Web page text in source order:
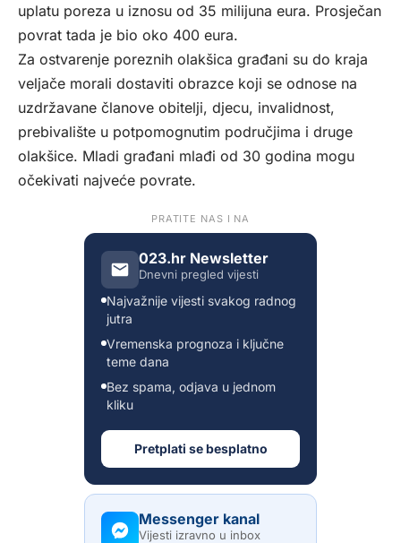
uplatu poreza u iznosu od 35 milijuna eura. Prosječan
povrat tada je bio oko 400 eura.
Za ostvarenje poreznih olakšica građani su do kraja
veljače morali dostaviti obrazce koji se odnose na
uzdržavane članove obitelji, djecu, invalidnost,
prebivalište u potpomognutim područjima i druge
olakšice. Mladi građani mlađi od 30 godina mogu
očekivati najveće povrate.
PRATITE NAS I NA
023.hr Newsletter
Dnevni pregled vijesti
Najvažnije vijesti svakog radnog
jutra
Vremenska prognoza i ključne
teme dana
Bez spama, odjava u jednom
kliku
Pretplati se besplatno
Messenger kanal
Vijesti izravno u inbox